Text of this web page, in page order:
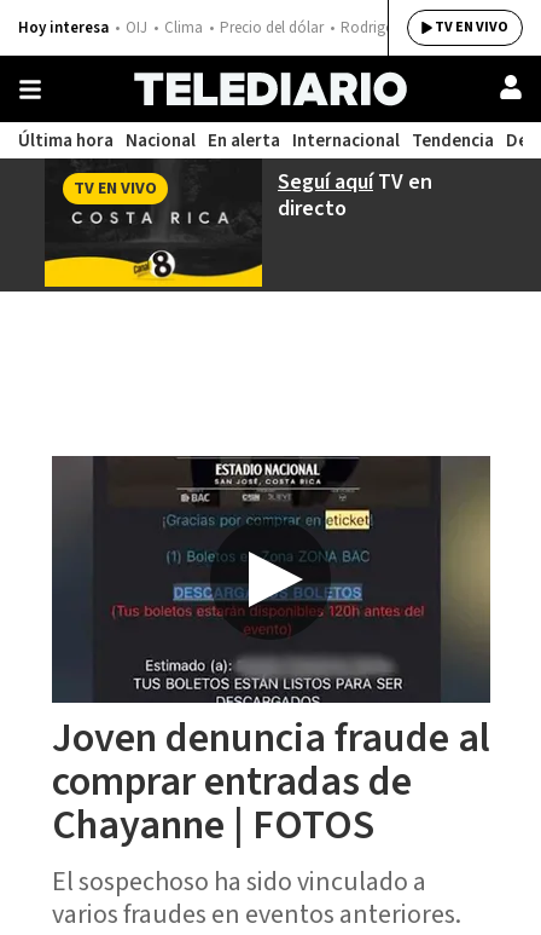
Hoy interesa OIJ Clima Precio del dólar Rodrigo ChavesTV EN VIVO
Última hora Nacional En alerta Internacional Tendencia
Seguí aquíTV en
directo
TV EN VIVO
Joven denuncia fraude al
comprar entradas de
Chayanne | FOTOS
El sospechoso ha sido vinculado a
varios fraudes en eventos anteriores.